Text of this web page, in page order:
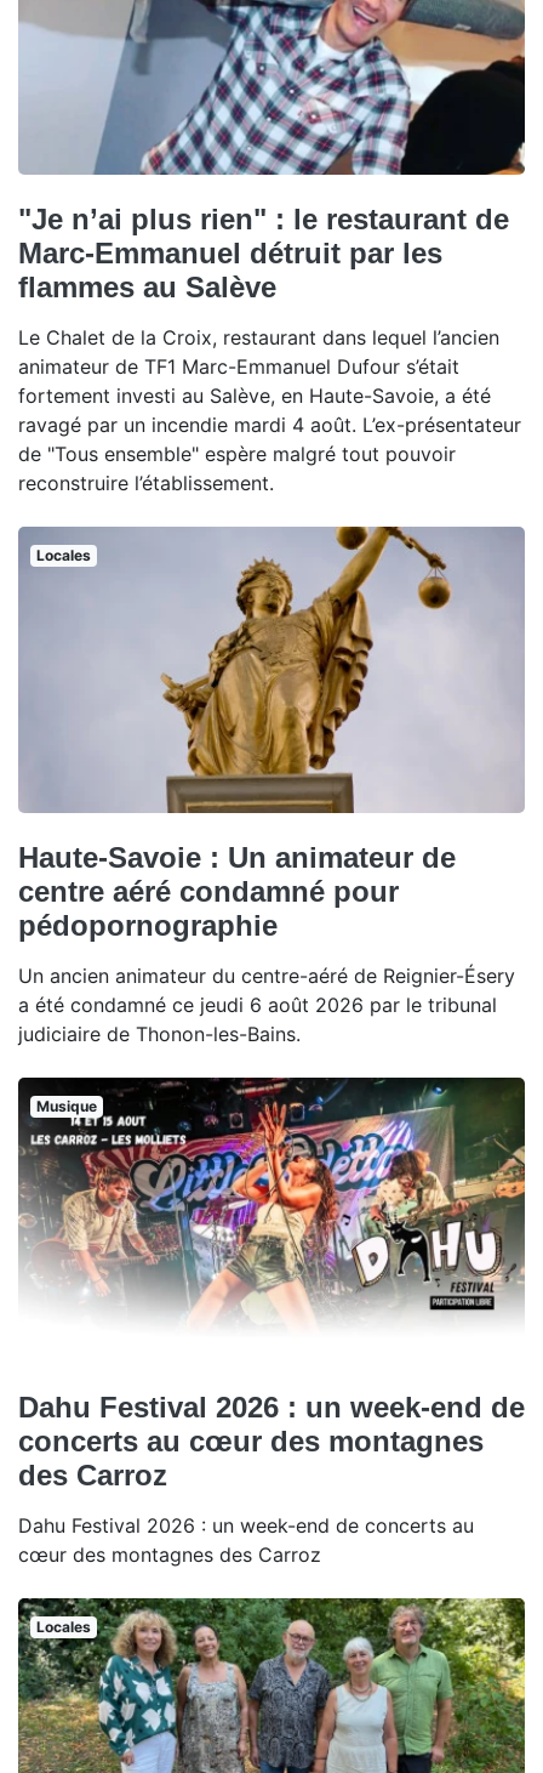
"Je n’ai plus rien" : le restaurant de
Marc-Emmanuel détruit par les
flammes au Salève
Le Chalet de la Croix, restaurant dans lequel l’ancien
animateur de TF1 Marc-Emmanuel Dufour s’était
fortement investi au Salève, en Haute-Savoie, a été
ravagé par un incendie mardi 4 août. L’ex-présentateur
de "Tous ensemble" espère malgré tout pouvoir
reconstruire l’établissement.
Locales
Haute-Savoie : Un animateur de
centre aéré condamné pour
pédopornographie
Un ancien animateur du centre-aéré de Reignier-Ésery
a été condamné ce jeudi 6 août 2026 par le tribunal
judiciaire de Thonon-les-Bains.
Musique
Dahu Festival 2026 : un week-end de
concerts au cœur des montagnes
des Carroz
Dahu Festival 2026 : un week-end de concerts au
cœur des montagnes des Carroz
Locales